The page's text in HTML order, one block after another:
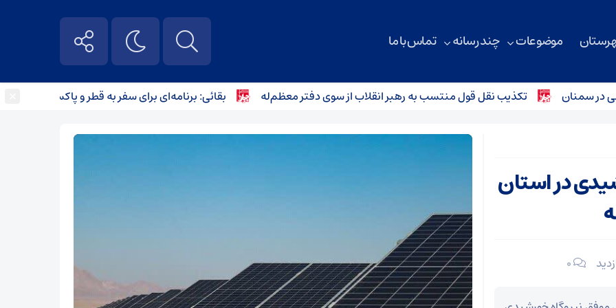
موضوعات چند رسانه تماس با ما
تکذیب نقل قول منتسب به رهبر انقلاب از سوی دفتر معظم‌له بقائی: برنامه‌ای برای سفر به قطر و پاکستان نداریم
در استان
۰